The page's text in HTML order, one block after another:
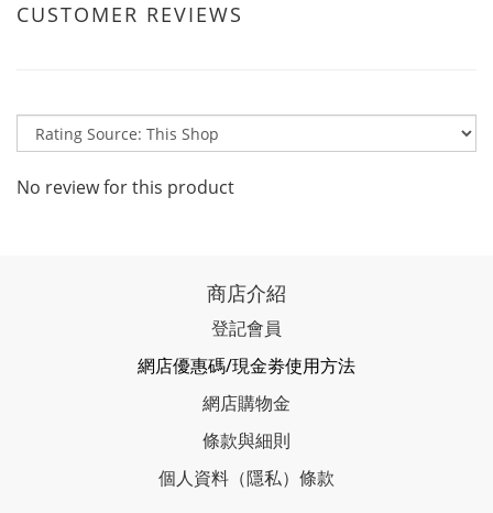
CUSTOMER REVIEWS
No review for this product
商店介紹
登記會員
網店優惠碼/現金劵使用方法
網店購物金
條款與細則
個人資料（隱私）條款